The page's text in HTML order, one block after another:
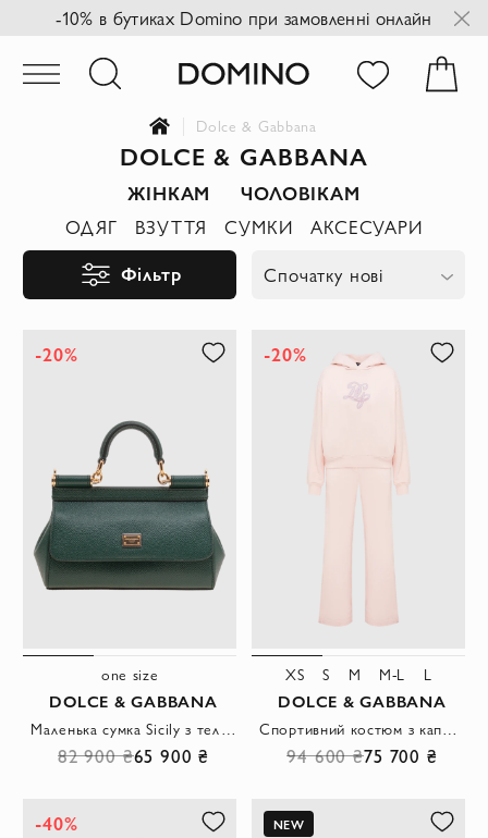
-10% в бутиках Domino при замовленні онлайн
Dolce & Gabbana
DOLCE & GABBANA
ЖІНКАМ
ЧОЛОВІКАМ
ОДЯГ
ВЗУТТЯ СУМКИ
АКСЕСУАРИ
Фільтр
Спочатку нові
-20%
one size
DOLCE & GABBANA
Маленька сумка Sicily з телячої шкіри Dauphine зеленого кольору
82 900 ₴65 900 ₴
-20%
XS S M M-L L
DOLCE & GABBANA
Спортивний костюм з капюшоном із м'якого флісу рожевого кольору
94 600 ₴75 700 ₴
-40% NEW